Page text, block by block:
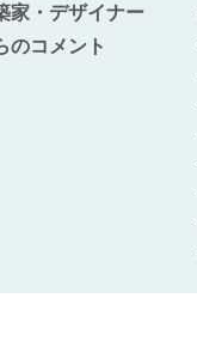
家・デザイナー
のコメント